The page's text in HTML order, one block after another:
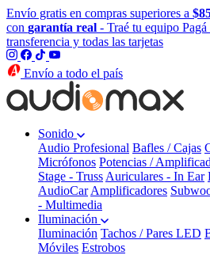
Envío gratis en compras superiores a
con garantía real - Traé tu equipo
transferencia y todas las tarjetas
Envío a todo el país
Sonido
Audio Profesional Bafles / Cajas
Micrófonos Potencias /
Stage - Truss Auriculares - In Ear
AudioCar Amplificadores
- Multimedia
Iluminación
Iluminación Tachos / Pares LED
Móviles Estrobos